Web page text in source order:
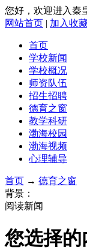
您好，欢迎进入秦
网站首页 | 加入收
首页
学校新闻
学校概况
师资队伍
招生招聘
德育之窗
教学科研
渤海校园
渤海视频
心理辅导
首页 → 德育之窗
背景：
阅读新闻
您选择的